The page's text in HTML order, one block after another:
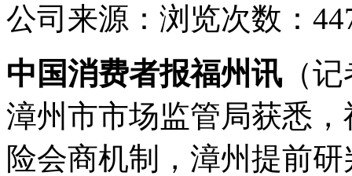
公司 来源： 浏览次数：
中国消费者报福州讯 （
漳州市市场监管局获悉
险会商机制，漳州提前